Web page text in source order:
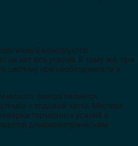
конструктор.
на нет все усилия. К тому же, при
систему при необходимости и
центра является
и ходовой части. Мастера
тормозных усилий и
динамометрическим